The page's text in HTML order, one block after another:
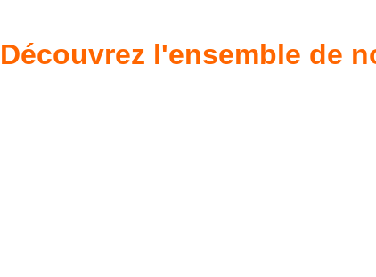
Découvrez l'ensemble de